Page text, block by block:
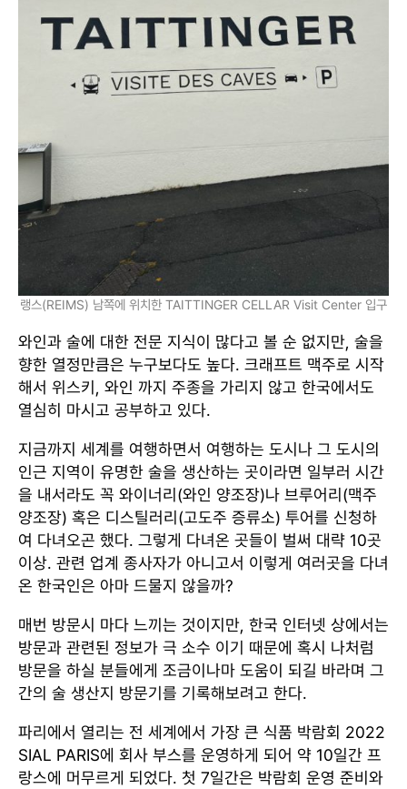
랭스(REIMS) 남쪽에 위치한 TAITTINGER CELLAR Visit Center 입구
와인과 술에 대한 전문 지식이 많다고 볼 순 없지만, 술을
향한 열정만큼은 누구보다도 높다. 크래프트 맥주로 시작
해서 위스키, 와인 까지 주종을 가리지 않고 한국에서도
열심히 마시고 공부하고 있다.
지금까지 세계를 여행하면서 여행하는 도시나 그 도시의
인근 지역이 유명한 술을 생산하는 곳이라면 일부러 시간
을 내서라도 꼭 와이너리(와인 양조장)나 브루어리(맥주
양조장) 혹은 디스틸러리(고도주 증류소) 투어를 신청하
여 다녀오곤 했다. 그렇게 다녀온 곳들이 벌써 대략 10곳
이상. 관련 업계 종사자가 아니고서 이렇게 여러곳을 다녀
온 한국인은 아마 드물지 않을까?
매번 방문시 마다 느끼는 것이지만, 한국 인터넷 상에서는
방문과 관련된 정보가 극 소수 이기 때문에 혹시 나처럼
방문을 하실 분들에게 조금이나마 도움이 되길 바라며 그
간의 술 생산지 방문기를 기록해보려고 한다.
파리에서 열리는 전 세계에서 가장 큰 식품 박람회 2022
SIAL PARIS에 회사 부스를 운영하게 되어 약 10일간 프
랑스에 머무르게 되었다. 첫 7일간은 박람회 운영 준비와